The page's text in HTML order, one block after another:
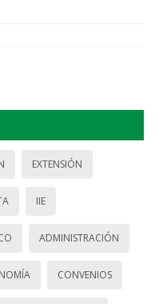
EXTENSIÓN
IIE
ADMINISTRACIÓN
CONVENIOS